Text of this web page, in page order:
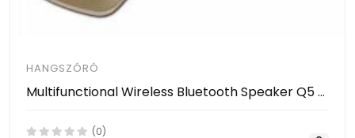
HANGSZÓRÓ
Multifunctional Wireless Bluetooth Speaker Q5 Best Quality
(0)